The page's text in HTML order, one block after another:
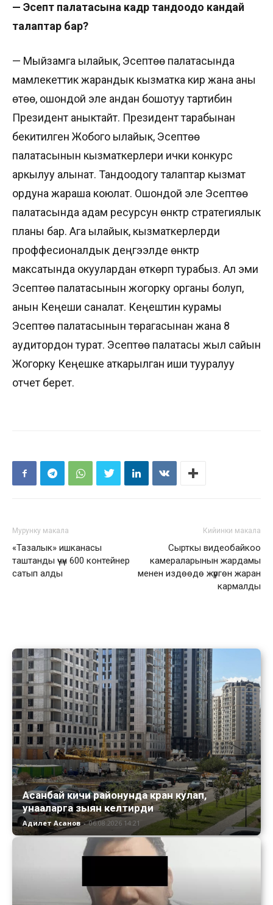
— Эсептөө палатасына кадр тандоодо кандай
талаптар бар?
— Мыйзамга ылайык, Эсептөө палатасында
мамлекеттик жарандык кызматка кирүү жана аны
өтөө, ошондой эле андан бошотуу тартибин
Президент аныктайт. Президент тарабынан
бекитилген Жобого ылайык, Эсептөө
палатасынын кызматкерлери ички конкурс
аркылуу алынат. Тандоодогу талаптар кызмат
ордуна жараша коюлат. Ошондой эле Эсептөө
палатасында адам ресурсун өнүктүрүү стратегиялык
планы бар. Ага ылайык, кызматкерлерди
проффесионалдык деңгээлде өнүктүрүү
максатында окуулардан өткөрүп турабыз. Ал эми
Эсептөө палатасынын жогорку органы болуп,
анын Кеңеши саналат. Кеңештин курамы
Эсептөө палатасынын төрагасынан жана 8
аудитордон турат. Эсептөө палатасы жыл сайын
Жогорку Кеңешке аткарылган иши тууралуу
отчет берет.
Мурунку макала
«Тазалык» ишканасы
таштанды үчүн 600 контейнер
сатып алды
Кийинки макала
Сырткы видеобайкоо
камераларынын жардамы
менен издөөдө жүргөн жаран
кармалды
Асанбай кичи районунда кран кулап,
унааларга зыян келтирди
Адилет Асанов - 06.08.2026 14:21